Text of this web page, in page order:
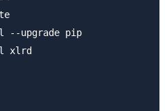
upgrade pip
xlrd